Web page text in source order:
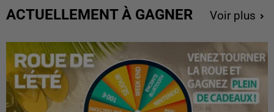
ACTUELLEMENT À GAGNER Voir plus